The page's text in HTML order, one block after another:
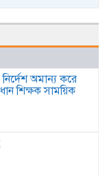
অমান্য করে
শিক্ষক সাময়িক